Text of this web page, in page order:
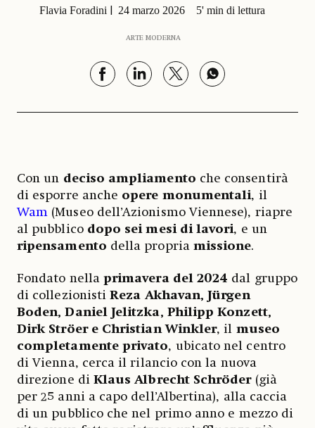
Flavia Foradini 24 marzo 2026 5' min di lettura
ARTE MODERNA
Con un deciso ampliamento che consentirà
di esporre anche opere monumentali, il
Wam (Museo dell’Azionismo Viennese), riapre
al pubblico dopo sei mesi di lavori, e un
ripensamento della propria missione.
Fondato nella primavera del 2024 dal gruppo
di collezionistiReza Akhavan, Jürgen
Boden, Daniel Jelitzka, Philipp Konzett,
Dirk Ströer e Christian Winkler, il museo
completamente privato, ubicato nel centro
di Vienna, cerca il rilancio con la nuova
direzione di Klaus Albrecht Schröder(già
per 25 anni a capo dell’Albertina), alla caccia
di un pubblico che nel primo anno e mezzo di